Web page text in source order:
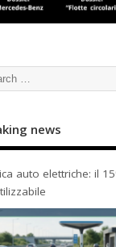
news
auto elettriche: il